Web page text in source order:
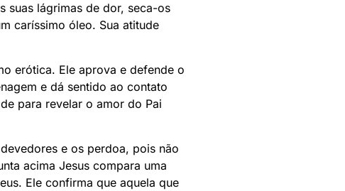
suas lágrimas de dor, seca-os
caríssimo óleo. Sua atitude
erótica. Ele aprova e defende o
e dá sentido ao contato
para revelar o amor do Pai
e os perdoa, pois não
acima Jesus compara uma
Ele confirma que aquela que